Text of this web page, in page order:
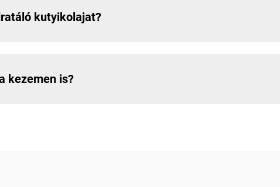
kutyikolajat?
kezemen is?